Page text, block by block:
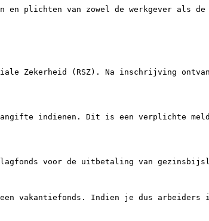
plichten van zowel de werkgever als de
Zekerheid (RSZ). Na inschrijving
indienen. Dit is een verplichte
voor de uitbetaling van
vakantiefonds. Indien je dus